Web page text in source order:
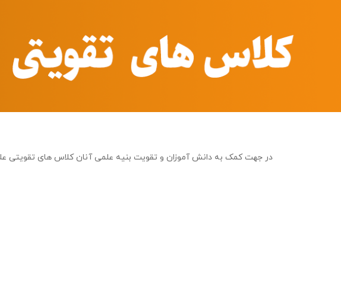
در جهت کمک به دانش آموزان و تقویت بنیه علمی آنان کلاس های تقویتی